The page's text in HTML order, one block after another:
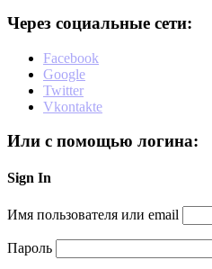
Через социальные сети:
Facebook
Google
Twitter
Vkontakte
Или с помощью логина:
Sign In
Имя пользователя или email
Пароль